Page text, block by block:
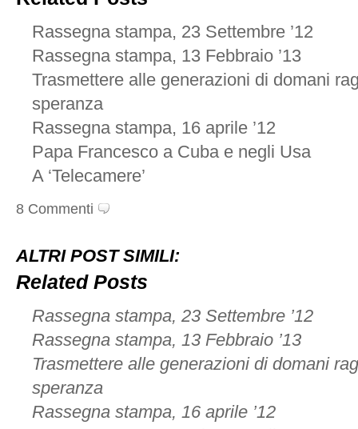
Rassegna stampa, 23 Settembre ’12
Rassegna stampa, 13 Febbraio ’13
Trasmettere alle generazioni di domani
speranza
Rassegna stampa, 16 aprile ’12
Papa Francesco a Cuba e negli Usa
A ‘Telecamere’
8 Commenti
ALTRI POST SIMILI:
Related Posts
Rassegna stampa, 23 Settembre ’12
Rassegna stampa, 13 Febbraio ’13
Trasmettere alle generazioni di domani
speranza
Rassegna stampa, 16 aprile ’12